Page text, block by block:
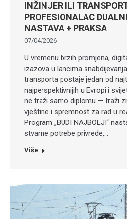
INŽINJER ILI
PROFESIONALAC
NASTAVA + PRAKSA
07/04/2026
U vremenu brzih promjena,
izazova u lancima
transporta postaje jedan od
najperspektivnijih u Evropi i
ne traži samo diplomu — traži
vještine i spremnost za rad u
Program „BUDI NAJBOLJI“
stvarne potrebe privrede,…
Više